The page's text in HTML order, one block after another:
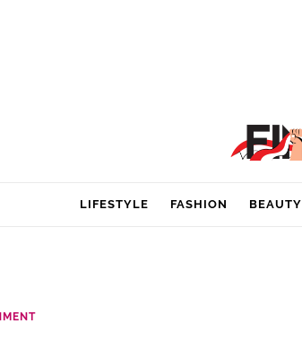
LIFESTYLE FASHION BEAUTY